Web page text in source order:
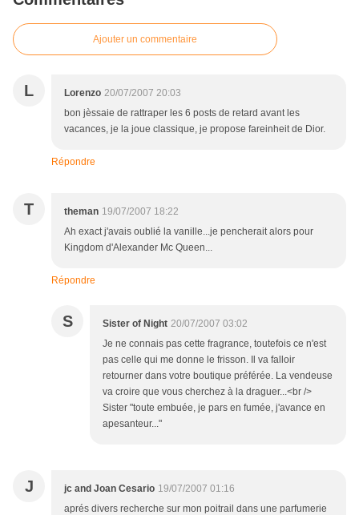
Ajouter un commentaire
L Lorenzo 20/07/2007 20:03
bon jèssaie de rattraper les 6 posts de retard avant les
vacances, je la joue classique, je propose fareinheit de Dior.
Répondre
T theman 19/07/2007 18:22
Ah exact j'avais oublié la vanille...je pencherait alors pour
Kingdom d'Alexander Mc Queen...
Répondre
S Sister of Night 20/07/2007 03:02
Je ne connais pas cette fragrance, toutefois ce n'est
pas celle qui me donne le frisson. Il va falloir
retourner dans votre boutique préférée. La vendeuse
va croire que vous cherchez à la draguer...<br />
Sister "toute embuée, je pars en fumée, j'avance en
apesanteur..."
J jc and Joan Cesario 19/07/2007 01:16
aprés divers recherche sur mon poitrail dans une parfumerie